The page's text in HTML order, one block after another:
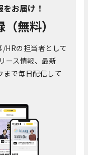
お届け！
無料）
HRの担当者として
ース情報、最新
で毎日配信して